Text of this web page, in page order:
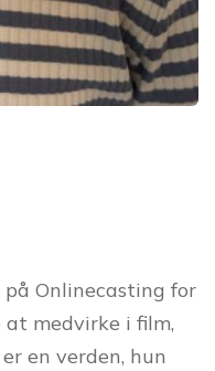
Onlinecasting for
medvirke i film,
en verden, hun